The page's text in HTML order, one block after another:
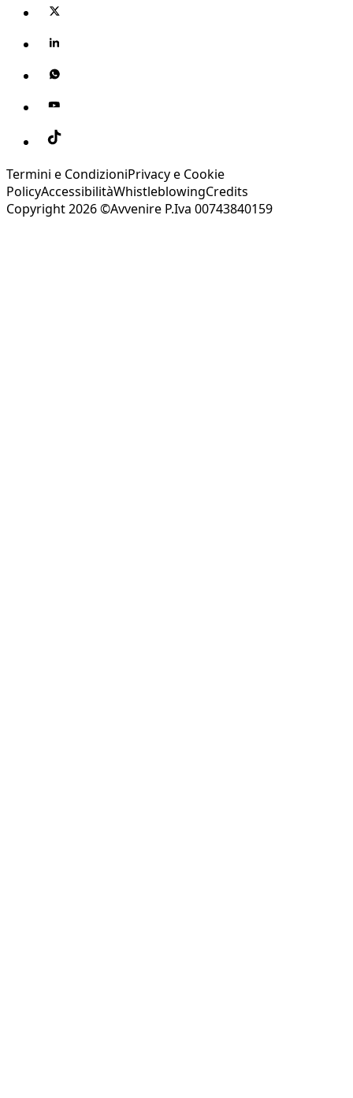
Termini e CondizioniPrivacy e Cookie
PolicyAccessibilitàWhistleblowingCredits
Copyright 2026 ©Avvenire P.Iva 00743840159